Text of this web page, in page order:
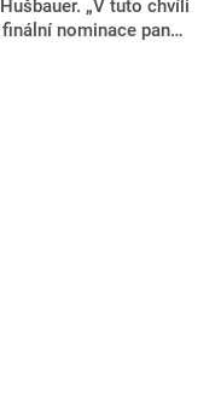
„V tuto chvíli
nominace pana
uvedl pro
ANO Martin
jako o